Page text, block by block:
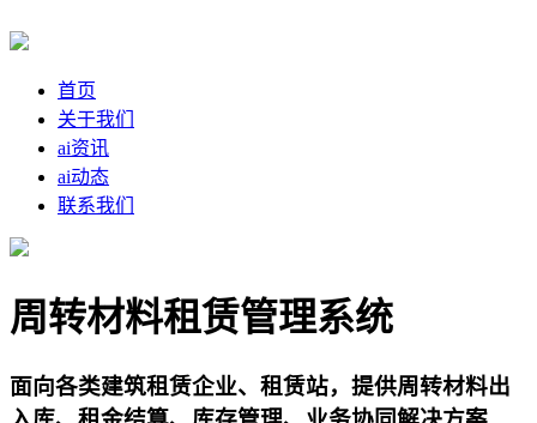
首页
关于我们
ai资讯
ai动态
联系我们
周转材料租赁管理系统
面向各类建筑租赁企业、租赁站，提供周转材料出